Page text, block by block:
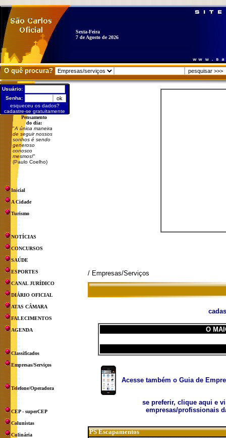
Sexta-Feira
7 de Agosto de 2026
O quê procura?
Usuário:
Senha:
esqueceu os dados?
cadastre-se gratuitamente
Pensamento
do dia:
"A única maneira
de seguir nossos
sonhos é sendo
generoso
conosco
mesmos!"
(Paulo Coelho)
Inicial
A Cidade
Turismo
NOTÍCIAS
CONCURSOS
SAÚDE
ESPORTES
CANAL JURÍDICO
DIÁRIO OFICIAL
ATAS CÂMARA
FALECIMENTOS
AGENDA
Classificados
Empresas/Serviços
Telefone/Operadora
CEP - superCEP
Colunistas
Culinária
/ Empresas/Serviços
O
Acesse também o Guia de
se preferir, clique aqui e
empresas/profissionais
PS Escapamentos